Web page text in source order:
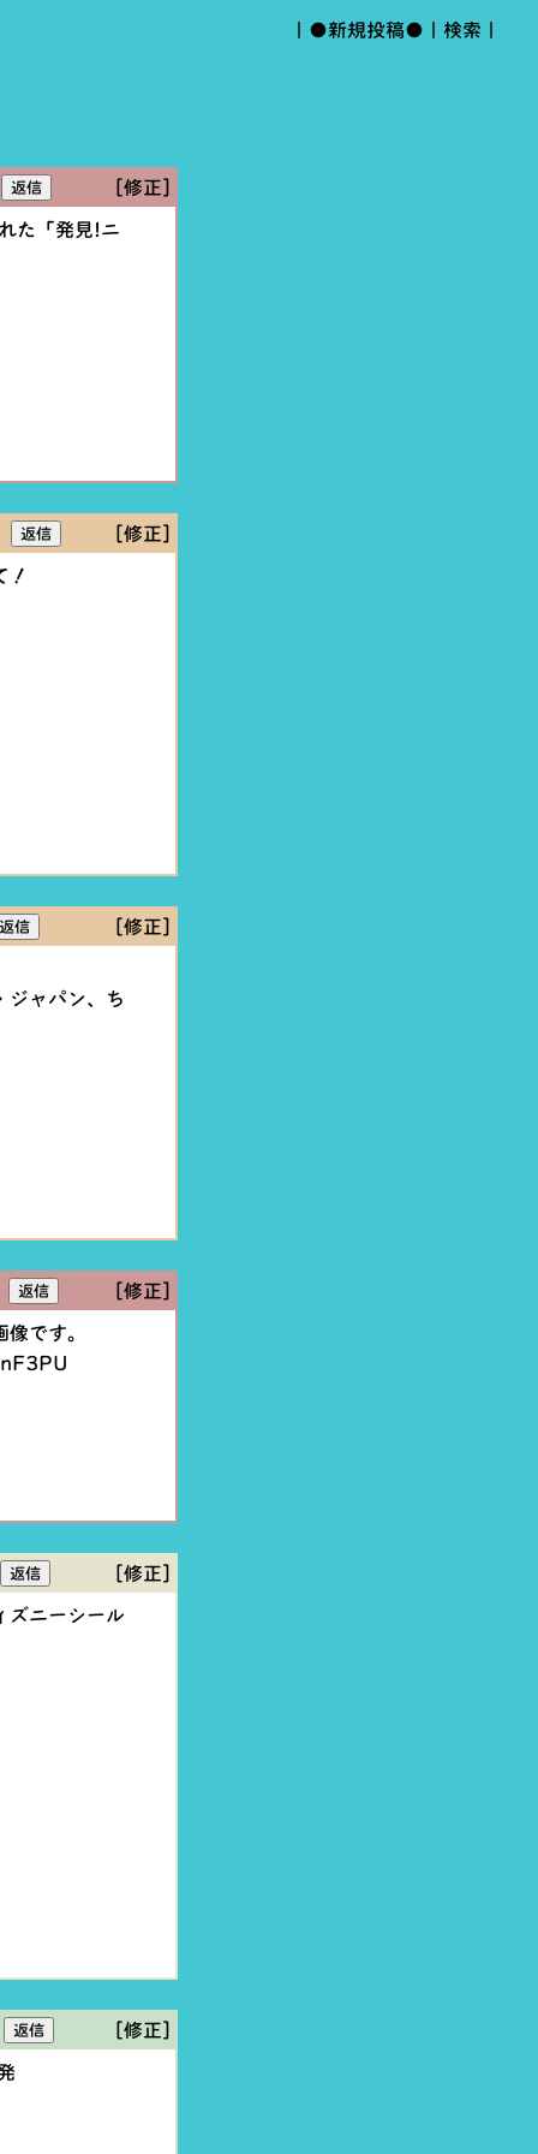
●新規投稿● 検索
[修正]
た「発見!ニ
[修正]
！
[修正]
ジャパン、ち
[修正]
です。
[修正]
ズニーシール
[修正]